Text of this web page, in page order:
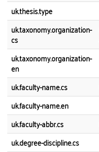
uk.thesis.type
uk.taxonomy.organization-
cs
uk.taxonomy.organization-
en
uk.faculty-name.cs
uk.faculty-name.en
uk.faculty-abbr.cs
uk.degree-discipline.cs